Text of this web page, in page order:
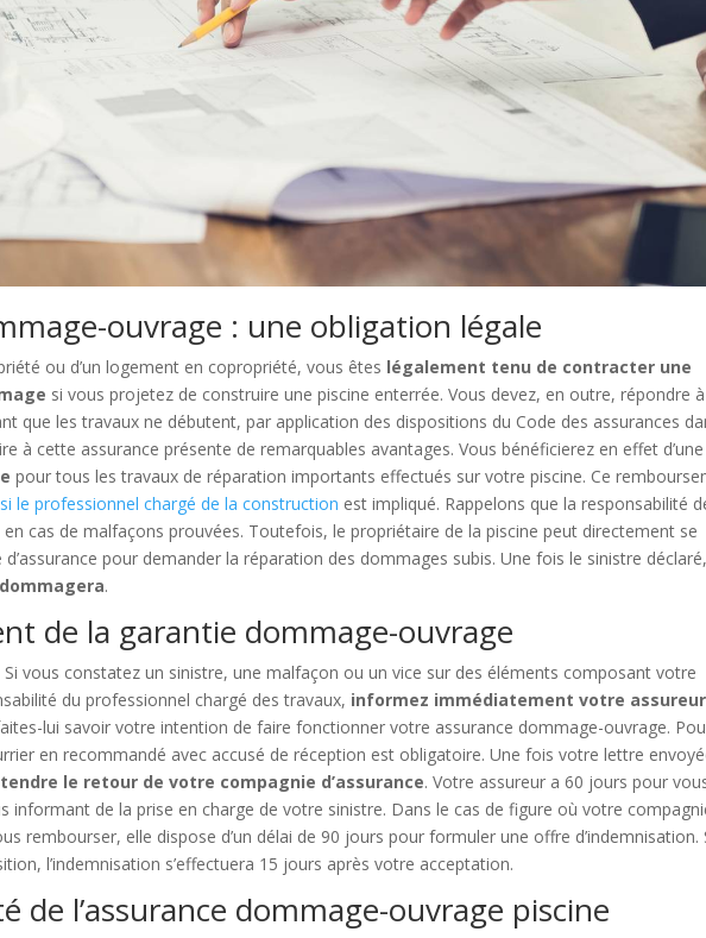
ouvrage : une obligation légale
ou d’un logement en copropriété, vous êtes légalement tenu de contracter une
si vous projetez de construire une piscine enterrée. Vous devez, en outre, répondre à
que les travaux ne débutent, par application des dispositions du Code des assurances
à cette assurance présente de remarquables avantages. Vous bénéficierez en effet d’une
pour tous les travaux de réparation importants effectués sur votre piscine. Ce
si le professionnel chargé de la construction est impliqué. Rappelons que la responsabilité
cas de malfaçons prouvées. Toutefois, le propriétaire de la piscine peut directement se
pour demander la réparation des dommages subis. Une fois le sinistre déclaré,
.
de la garantie dommage-ouvrage
vous constatez un sinistre, une malfaçon ou un vice sur des éléments composant votre
du professionnel chargé des travaux, informez immédiatement votre assureur
lui savoir votre intention de faire fonctionner votre assurance dommage-ouvrage.
en recommandé avec accusé de réception est obligatoire. Une fois votre lettre
le retour de votre compagnie d’assurance. Votre assureur a 60 jours pour
informant de la prise en charge de votre sinistre. Dans le cas de figure où votre
rembourser, elle dispose d’un délai de 90 jours pour formuler une offre d’indemnisation.
l’indemnisation s’effectuera 15 jours après votre acceptation.
de l’assurance dommage-ouvrage piscine